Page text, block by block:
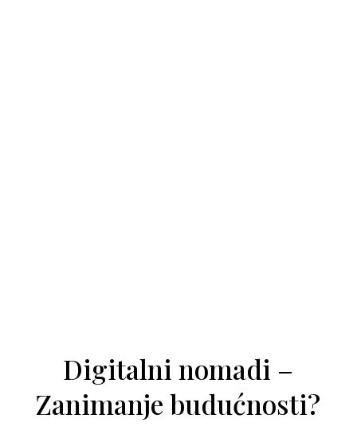
Digitalni nomadi –
Zanimanje budućnosti?